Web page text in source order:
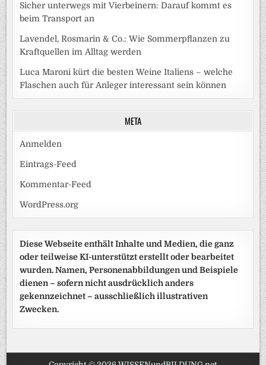
Sicher unterwegs mit Vierbeinern: Darauf kommt es
beim Transport an
Lavendel, Rosmarin & Co.: Wie Sommerpflanzen zu
Kraftquellen im Alltag werden
Luca Maroni kürt die besten Weine Italiens – welche
Flaschen auch für Anleger interessant sein können
META
Anmelden
Eintrags-Feed
Kommentar-Feed
WordPress.org
Diese Webseite enthält Inhalte und Medien, die ganz
oder teilweise KI-unterstützt erstellt oder bearbeitet
wurden. Namen, Personenabbildungen und Beispiele
dienen – sofern nicht ausdrücklich anders
gekennzeichnet – ausschließlich illustrativen
Zwecken.